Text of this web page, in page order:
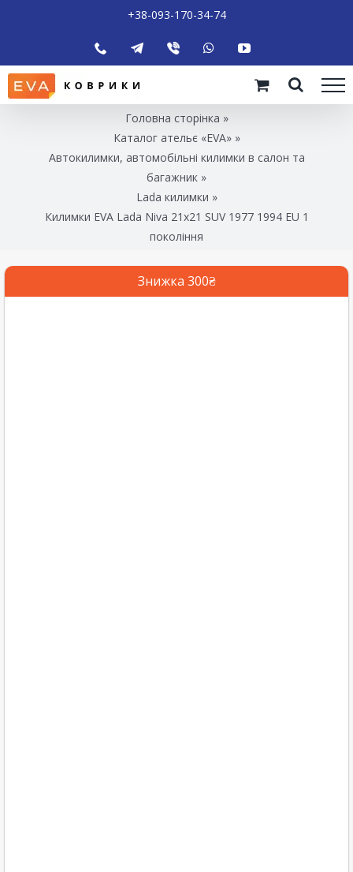
+38-093-170-34-74
Головна сторінка »
Каталог ательє «EVA»»
Автокилимки, автомобільні килимки в салон та
багажник »
Lada килимки »
Килимки EVA Lada Niva 21х21 SUV 1977 1994 EU 1
покоління
Знижка 300₴